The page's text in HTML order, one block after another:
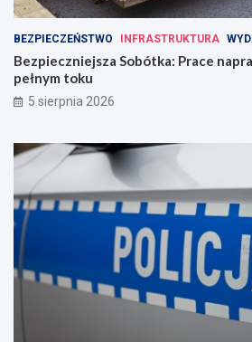
BEZPIECZEŃSTWO INFRASTRUKTURA
Bezpieczniejsza Sobótka: Prace
pełnym toku
5 sierpnia 2026